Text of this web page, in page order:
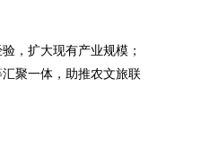
，扩大现有产业规模；
聚一体，助推农文旅联